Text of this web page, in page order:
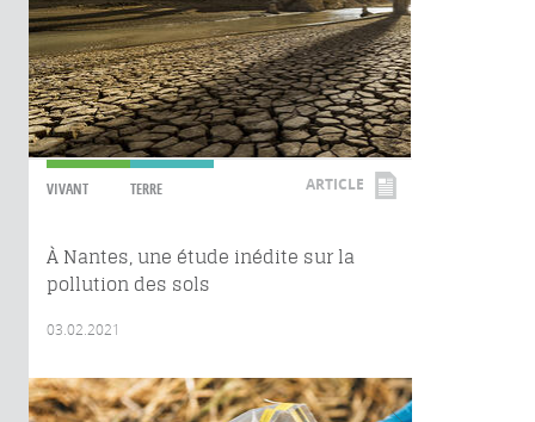
VIVANT TERRE ARTICLE
À Nantes, une étude inédite sur la
pollution des sols
03.02.2021